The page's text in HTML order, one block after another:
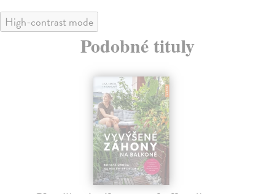
High-contrast mode
Podobné tituly